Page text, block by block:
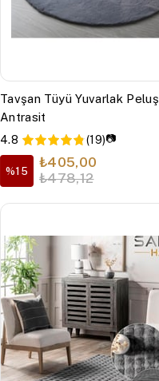
Tavşan Tüyü Yuvarlak Peluş
Antrasit
4.8 (19)📷
%15
₺405,00
₺478,12